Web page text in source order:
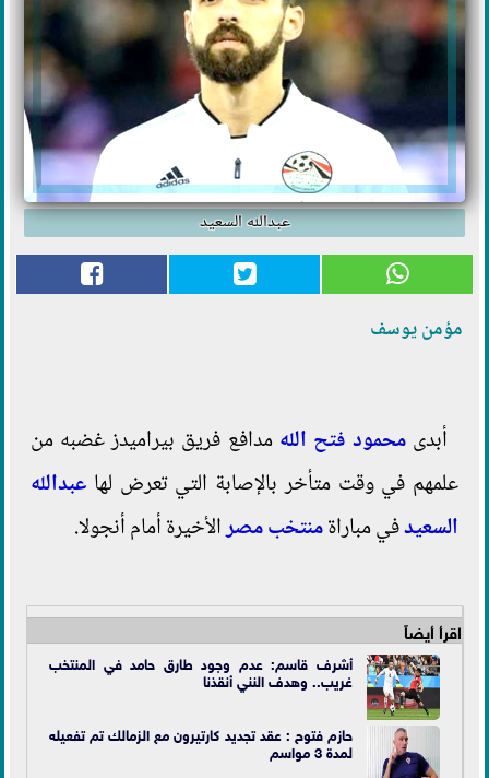
عبدالله السعيد
مؤمن يوسف
أبدىمحمود فتح الله مدافع فريق بيراميدز غضبه من
علمهم في وقت متأخر بالإصابة التي تعرض لها عبدالله
السعيدفي مباراةمنتخب مصرالأخيرة أمام أنجولا.
اقرأ أيضاً
أشرف قاسم: عدم وجود طارق حامد في المنتخب
غريب.. وهدف النني أنقذنا
حازم فتوح : عقد تجديد كارتيرون مع الزمالك تم تفعيله
لمدة 3 مواسم